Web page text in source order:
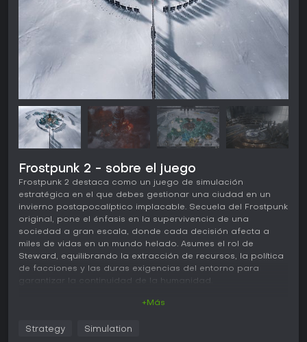
Frostpunk 2 - sobre el juego
Frostpunk 2 destaca como un juego de simulación
estratégica en el que debes gestionar una ciudad en un
invierno postapocalíptico implacable. Secuela del Frostpunk
original, pone el énfasis en la supervivencia de una
sociedad a gran escala, donde cada decisión afecta a
miles de vidas en un mundo helado. Asumes el rol de
Steward, equilibrando la extracción de recursos, la política
de facciones y las duras exigencias del entorno para
garantizar la continuidad de la humanidad.
tu ciudad mediante distritos dedicados a producción,
+Más
Strategy Simulation